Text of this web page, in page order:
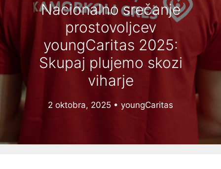
Nacionalno srečanje
prostovoljcev
youngCaritas 2025:
Skupaj plujemo skozi
viharje
2 oktobra, 2025 • youngCaritas